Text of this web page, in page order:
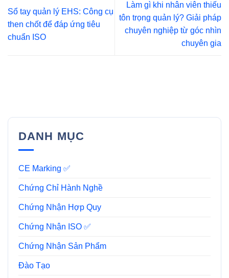
Sổ tay quản lý EHS: Công cụ
then chốt để đáp ứng tiêu
chuẩn ISO
Làm gì khi nhân viên thiếu
tôn trọng quản lý? Giải pháp
chuyên nghiệp từ góc nhìn
chuyên gia
DANH MỤC
CE Marking ✅
Chứng Chỉ Hành Nghề
Chứng Nhận Hợp Quy
Chứng Nhận ISO ✅
Chứng Nhận Sản Phẩm
Đào Tạo